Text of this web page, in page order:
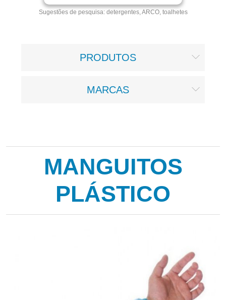
Sugestões de pesquisa:detergentes, ARCO, toalhetes
PRODUTOS
MARCAS
MANGUITOS
PLÁSTICO